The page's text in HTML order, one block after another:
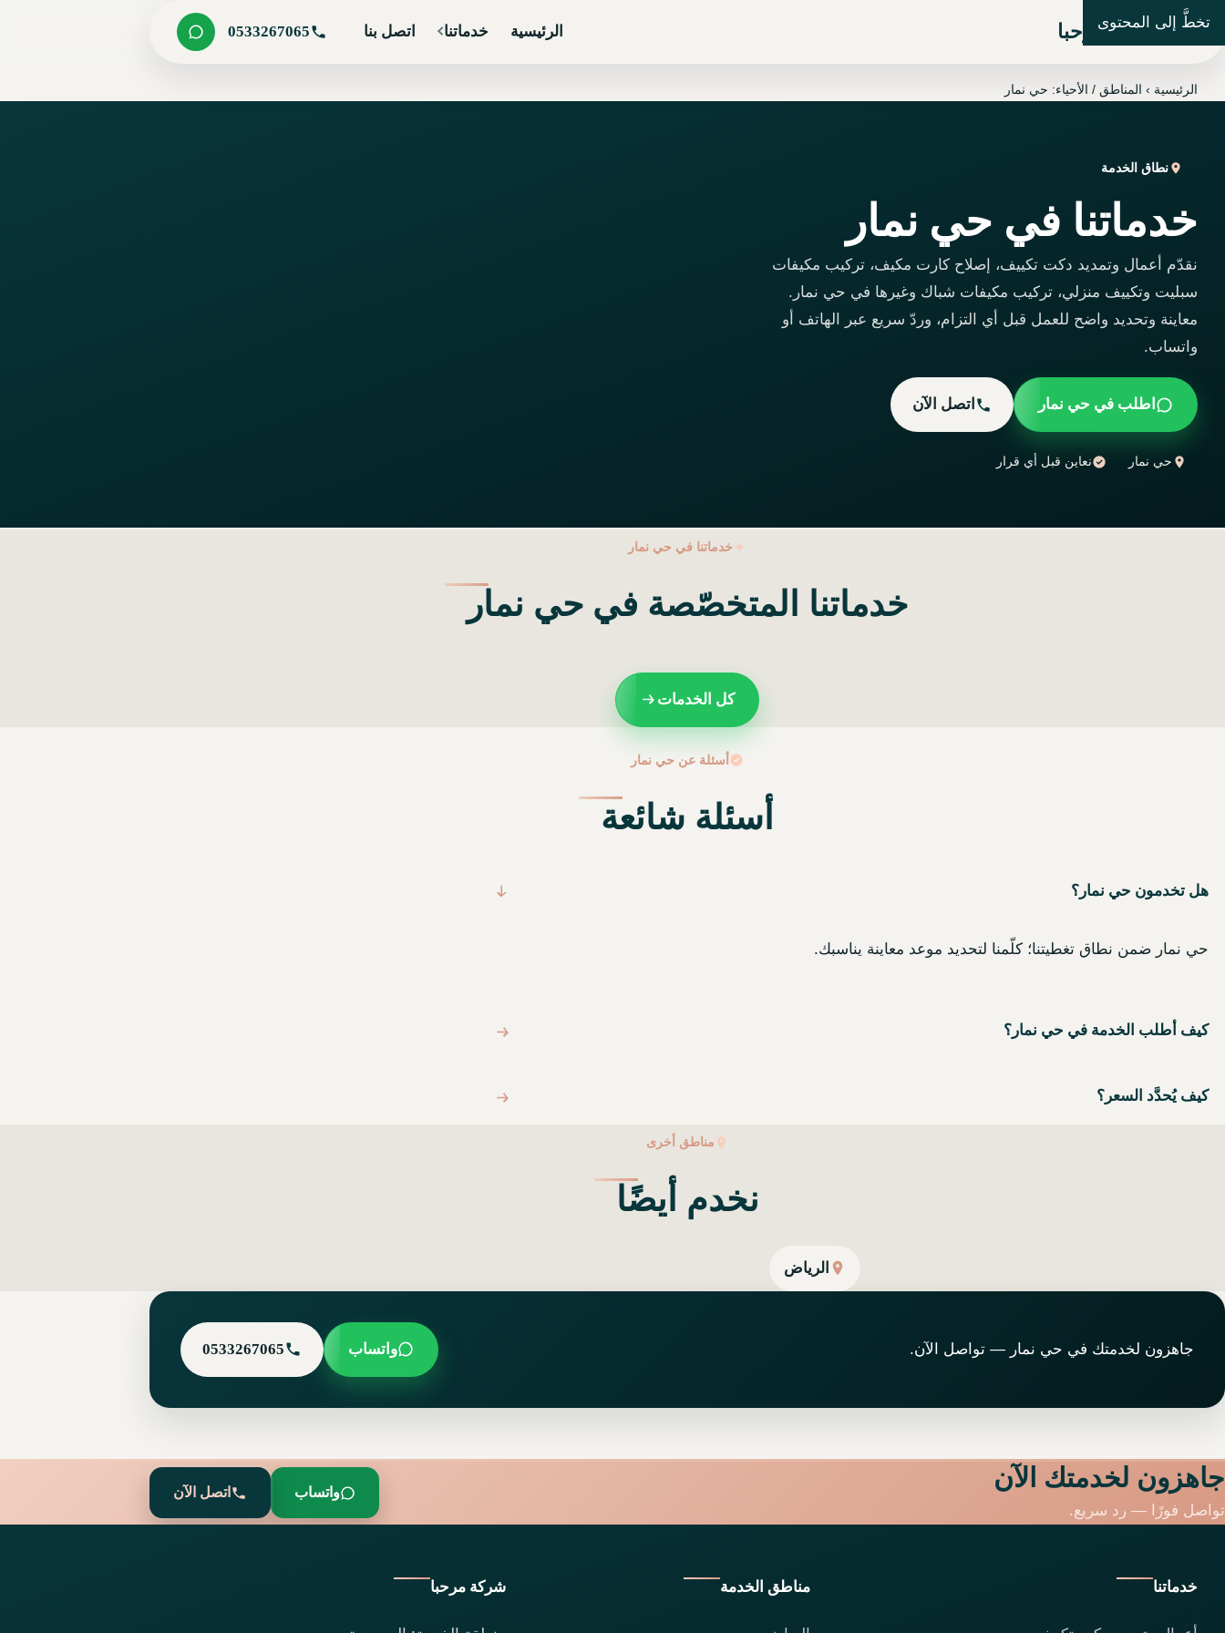
تخطَّ إلى المحتوى
شركة مرحبا الرئيسية خدماتنا اتصل بنا 0533267065
الرئيسية › المناطق / الأحياء: حي نمار
نطاق الخدمة
خدماتنا في حي نمار
نقدّم أعمال وتمديد دكت تكييف، إصلاح كارت مكيف، تركيب مكيفات
سبليت وتكييف منزلي، تركيب مكيفات شباك وغيرها في حي نمار.
معاينة وتحديد واضح للعمل قبل أي التزام، وردّ سريع عبر الهاتف أو
واتساب.
اطلب في حي نمار اتصل الآن
حي نمار نعاين قبل أي قرار
خدماتنا في حي نمار
خدماتنا المتخصّصة في حي نمار
كل الخدمات
أسئلة عن حي نمار
أسئلة شائعة
هل تخدمون حي نمار؟
حي نمار ضمن نطاق تغطيتنا؛ كلّمنا لتحديد موعد معاينة يناسبك.
كيف أطلب الخدمة في حي نمار؟
كيف يُحدَّد السعر؟
مناطق أخرى
نخدم أيضًا
الرياض
جاهزون لخدمتك في حي نمار — تواصل الآن. واتساب 0533267065
جاهزون لخدمتك الآن
تواصل فورًا — رد سريع.
واتساب اتصل الآن
خدماتنا مناطق الخدمة شركة مرحبا